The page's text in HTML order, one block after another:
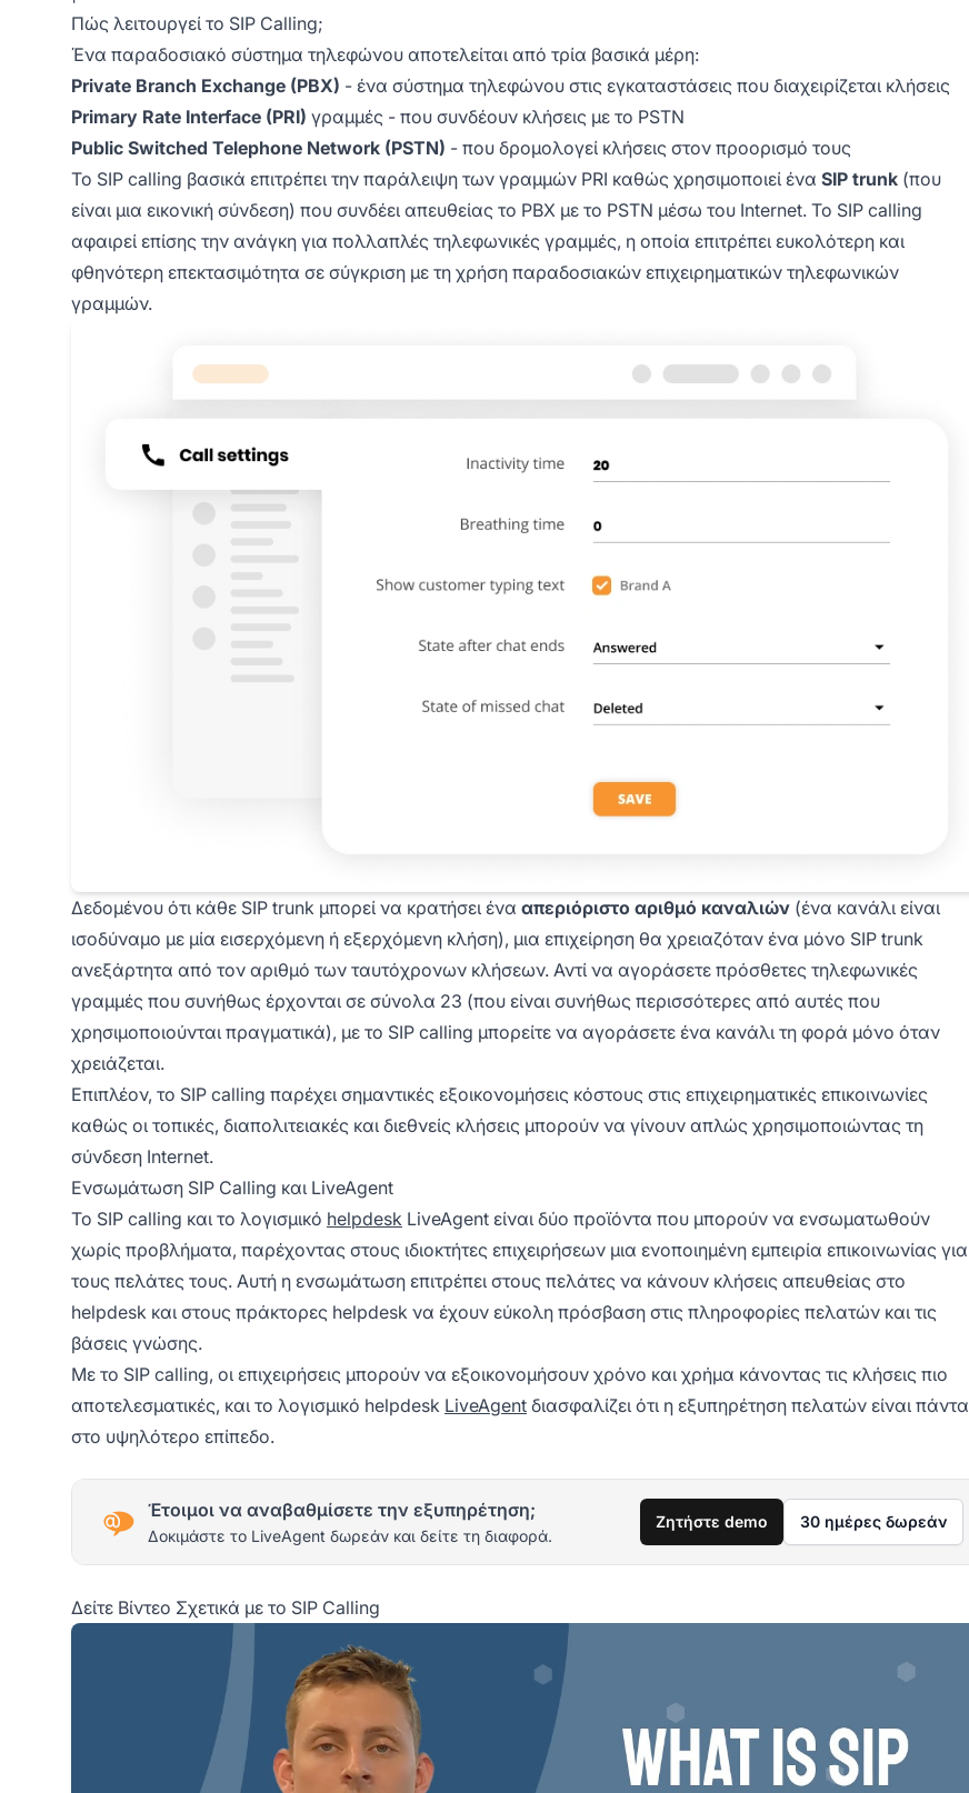
Πώς λειτουργεί το SIP Calling;
Ένα παραδοσιακό σύστημα τηλεφώνου αποτελείται από τρία βασικά μέρη:
Private Branch Exchange (PBX) - ένα σύστημα τηλεφώνου στις εγκαταστάσεις που διαχειρίζεται κλήσεις
Primary Rate Interface (PRI) γραμμές - που συνδέουν κλήσεις με το PSTN
Public Switched Telephone Network (PSTN) - που δρομολογεί κλήσεις στον προορισμό τους
Το SIP calling βασικά επιτρέπει την παράλειψη των γραμμών PRI καθώς χρησιμοποιεί ένα SIP trunk (που
είναι μια εικονική σύνδεση) που συνδέει απευθείας το PBX με το PSTN μέσω του Internet. Το SIP calling
αφαιρεί επίσης την ανάγκη για πολλαπλές τηλεφωνικές γραμμές, η οποία επιτρέπει ευκολότερη και
φθηνότερη επεκτασιμότητα σε σύγκριση με τη χρήση παραδοσιακών επιχειρηματικών τηλεφωνικών
γραμμών.
Δεδομένου ότι κάθε SIP trunk μπορεί να κρατήσει ένα απεριόριστο αριθμό καναλιών (ένα κανάλι είναι
ισοδύναμο με μία εισερχόμενη ή εξερχόμενη κλήση), μια επιχείρηση θα χρειαζόταν ένα μόνο SIP trunk
ανεξάρτητα από τον αριθμό των ταυτόχρονων κλήσεων. Αντί να αγοράσετε πρόσθετες τηλεφωνικές
γραμμές που συνήθως έρχονται σε σύνολα 23 (που είναι συνήθως περισσότερες από αυτές που
χρησιμοποιούνται πραγματικά), με το SIP calling μπορείτε να αγοράσετε ένα κανάλι τη φορά μόνο όταν
χρειάζεται.
Επιπλέον, το SIP calling παρέχει σημαντικές εξοικονομήσεις κόστους στις επιχειρηματικές επικοινωνίες
καθώς οι τοπικές, διαπολιτειακές και διεθνείς κλήσεις μπορούν να γίνουν απλώς χρησιμοποιώντας τη
σύνδεση Internet.
Ενσωμάτωση SIP Calling και LiveAgent
Το SIP calling και το λογισμικό helpdesk LiveAgent είναι δύο προϊόντα που μπορούν να ενσωματωθούν
χωρίς προβλήματα, παρέχοντας στους ιδιοκτήτες επιχειρήσεων μια ενοποιημένη εμπειρία επικοινωνίας για
τους πελάτες τους. Αυτή η ενσωμάτωση επιτρέπει στους πελάτες να κάνουν κλήσεις απευθείας στο
helpdesk και στους πράκτορες helpdesk να έχουν εύκολη πρόσβαση στις πληροφορίες πελατών και τις
βάσεις γνώσης.
Με το SIP calling, οι επιχειρήσεις μπορούν να εξοικονομήσουν χρόνο και χρήμα κάνοντας τις κλήσεις πιο
αποτελεσματικές, και το λογισμικό helpdesk LiveAgent διασφαλίζει ότι η εξυπηρέτηση πελατών είναι πάντα
στο υψηλότερο επίπεδο.
Έτοιμοι να αναβαθμίσετε την εξυπηρέτηση;
Δοκιμάστε το LiveAgent δωρεάν και δείτε τη διαφορά.
Ζητήστε demo 30 ημέρες δωρεάν
Δείτε Βίντεο Σχετικά με το SIP Calling